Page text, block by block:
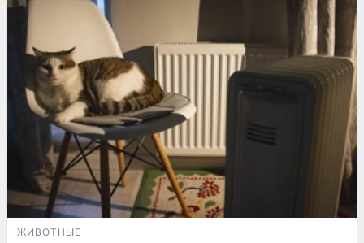
ЖИВОТНЫЕ